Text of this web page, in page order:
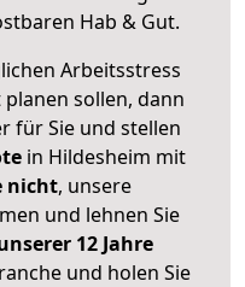
Hab & Gut.
Arbeitsstress
sollen, dann
für Sie und stellen
in Hildesheim mit
nicht, unsere
und lehnen Sie
12 Jahre
und holen Sie